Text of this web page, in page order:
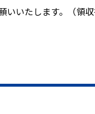
いたします。（領